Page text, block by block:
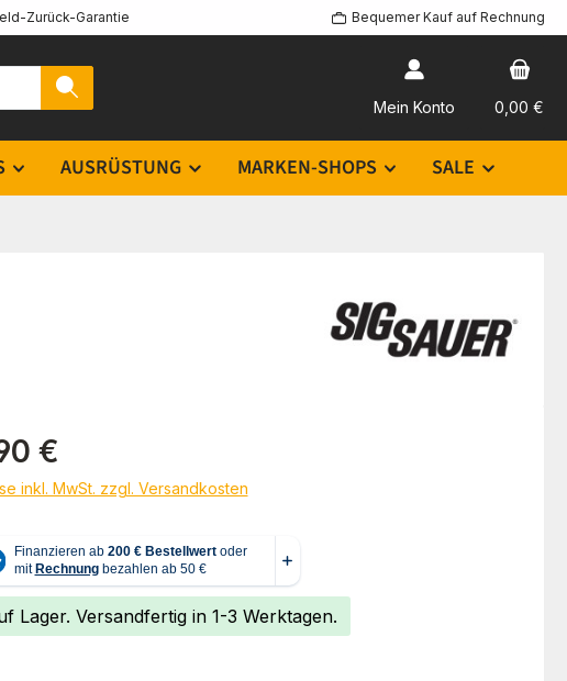
Zurück-Garantie Bequemer Kauf auf Rechnung
Mein Konto 0,00 €
AUSRÜSTUNG MARKEN-SHOPS SALE
Preis:
€
inkl. MwSt. zzgl. Versandkosten
Lager. Versandfertig in 1-3 Werktagen.